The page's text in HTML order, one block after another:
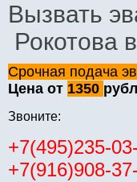
Вызвать
Рокотова
Срочная подача
Цена от 1350
Звоните:
+7(495)235-
+7(916)908-